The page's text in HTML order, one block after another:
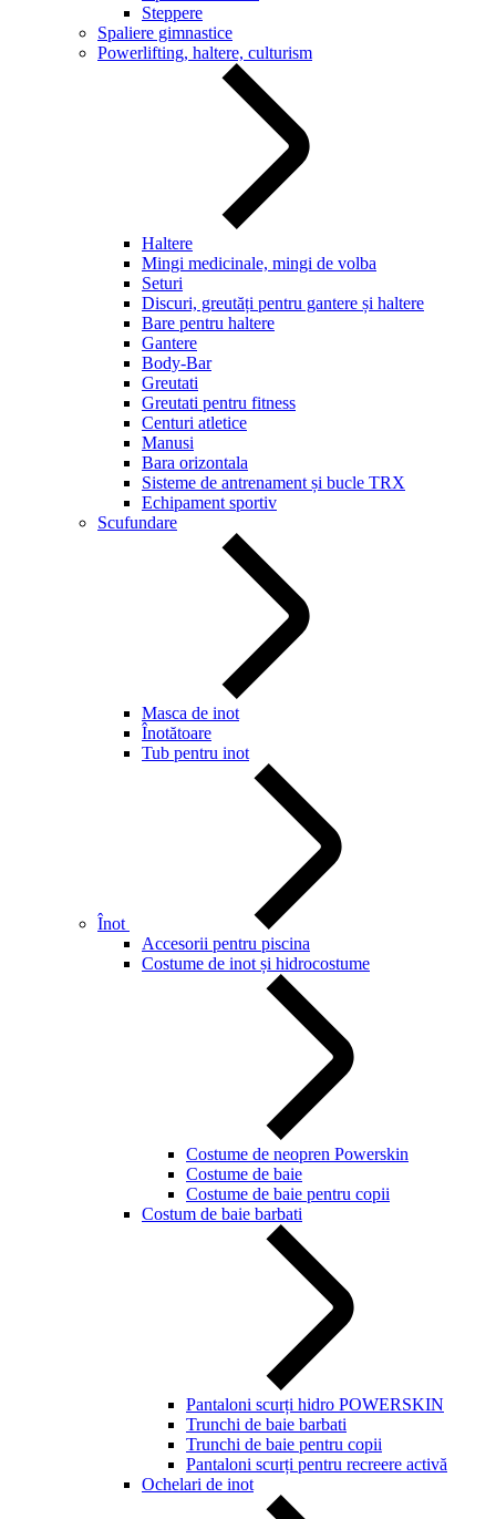
Steppere
Spaliere gimnastice
Powerlifting, haltere, culturism
Haltere
Mingi medicinale, mingi de volba
Seturi
Discuri, greutăți pentru gantere și haltere
Bare pentru haltere
Gantere
Body-Bar
Greutati
Greutati pentru fitness
Centuri atletice
Manusi
Bara orizontala
Sisteme de antrenament și bucle TRX
Echipament sportiv
Scufundare
Masca de inot
Înotătoare
Tub pentru inot
Înot
Accesorii pentru piscina
Costume de inot și hidrocostume
Costume de neopren Powerskin
Costume de baie
Costume de baie pentru copii
Costum de baie barbati
Pantaloni scurți hidro POWERSKIN
Trunchi de baie barbati
Trunchi de baie pentru copii
Pantaloni scurți pentru recreere activă
Ochelari de inot